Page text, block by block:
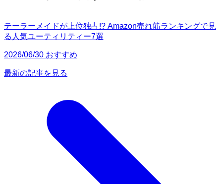
テーラーメイドが上位独占!? Amazon売れ筋ランキングで見
る人気ユーティリティー7選
2026/06/30 おすすめ
最新の記事を見る